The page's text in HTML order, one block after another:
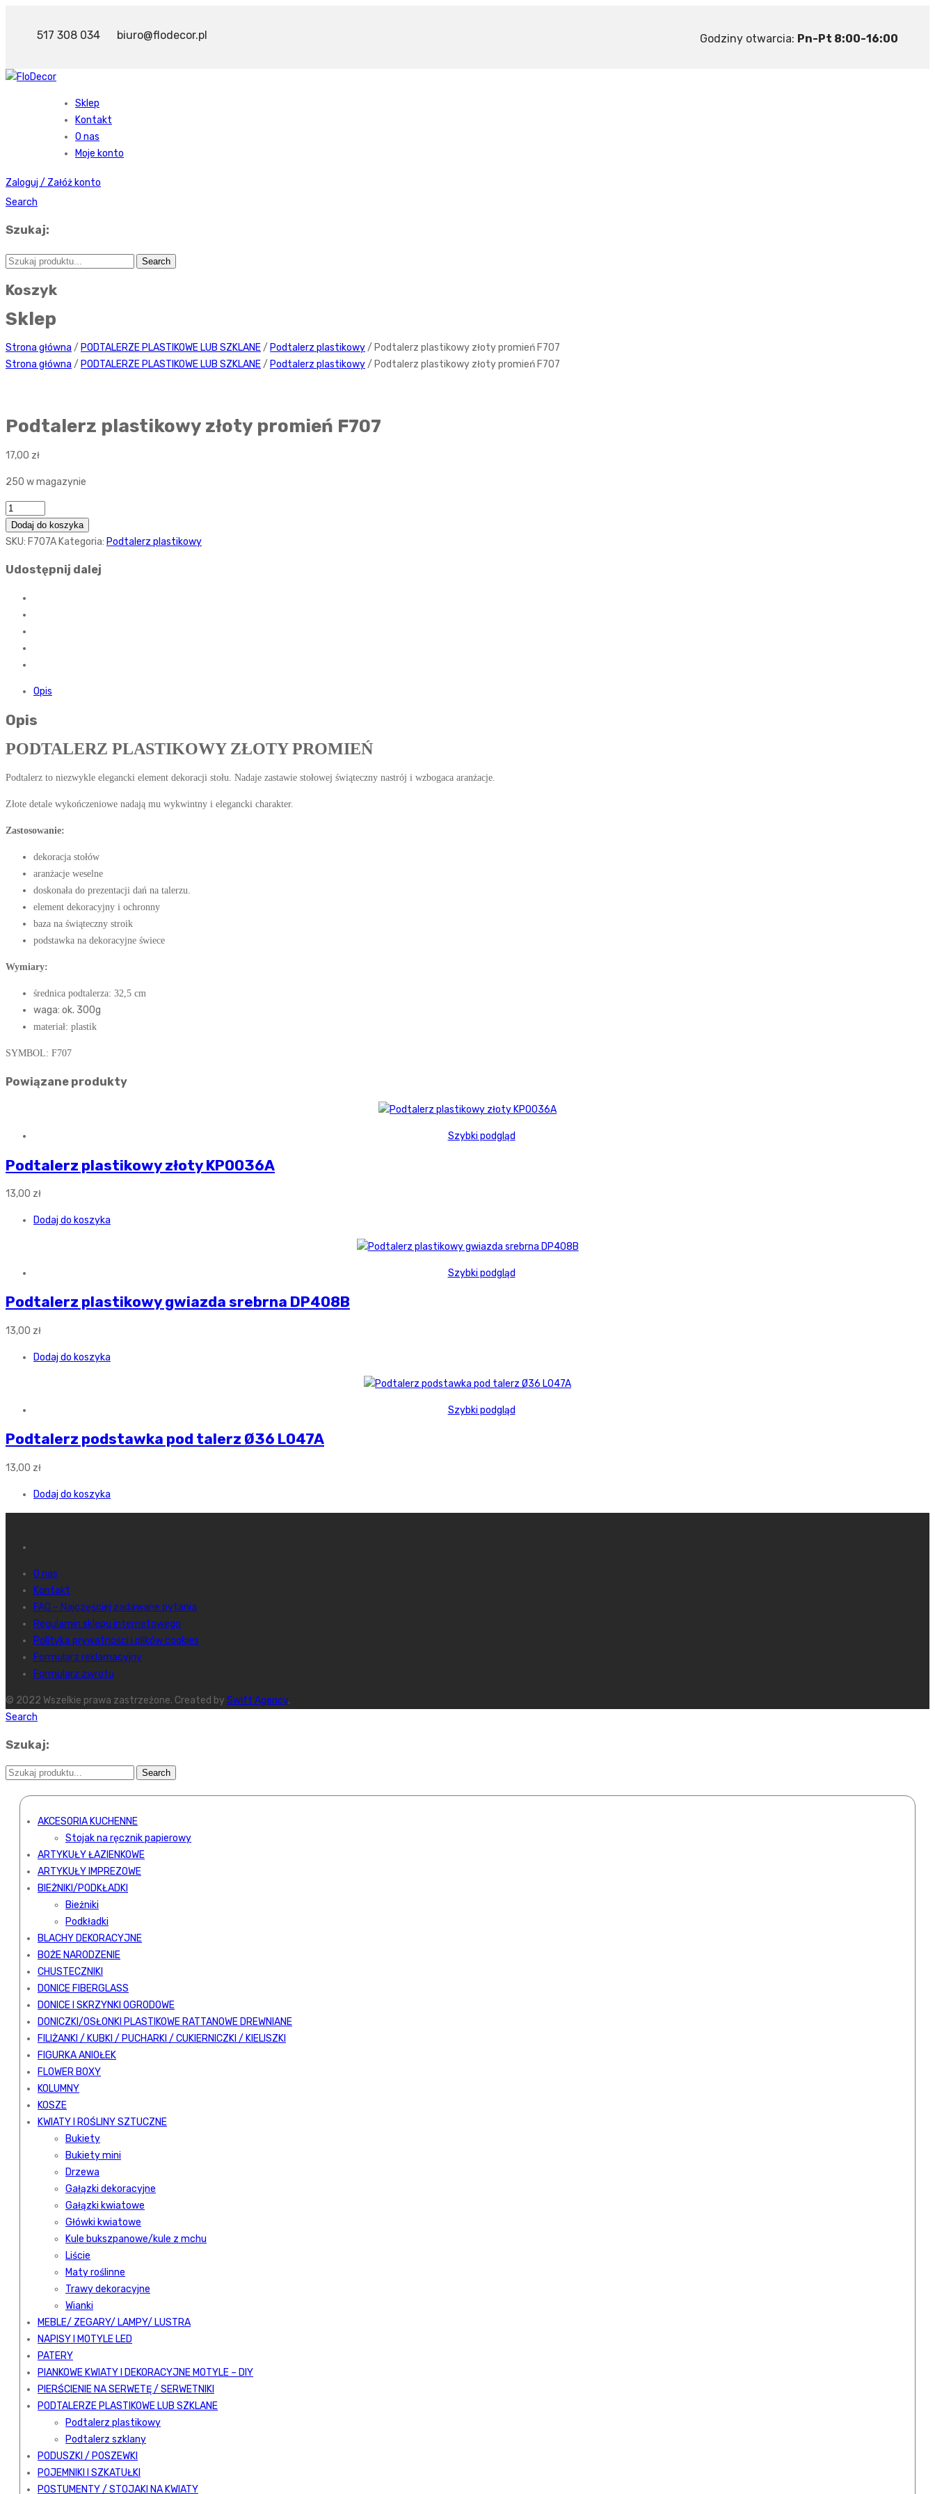
517 308 034 biuro@flodecor.pl Godziny otwarcia: Pn-Pt 8:00-16:00
Sklep
Kontakt
O nas
Moje konto
Zaloguj / Załóż konto
Search
Szukaj:
Koszyk
Sklep
Strona główna / PODTALERZE PLASTIKOWE LUB SZKLANE/ Podtalerz plastikowy/ Podtalerz plastikowy złoty promień F707
Strona główna / PODTALERZE PLASTIKOWE LUB SZKLANE/ Podtalerz plastikowy/ Podtalerz plastikowy złoty promień F707
Podtalerz plastikowy złoty promień F707
17,00 zł
250 w magazynie
Ilość
Dodaj do koszyka
SKU: F707A Kategoria: Podtalerz plastikowy
Udostępnij dalej
Opis
Opis
PODTALERZ PLASTIKOWY ZŁOTY PROMIEŃ
Podtalerz to niezwykle elegancki element dekoracji stołu. Nadaje zastawie stołowej świąteczny nastrój i wzbogaca aranżacje.
Złote detale wykończeniowe nadają mu wykwintny i elegancki charakter.
Zastosowanie:
dekoracja stołów
aranżacje weselne
doskonała do prezentacji dań na talerzu.
element dekoracyjny i ochronny
baza na świąteczny stroik
podstawka na dekoracyjne świece
Wymiary:
średnica podtalerza: 32,5 cm
waga: ok. 300g
materiał: plastik
SYMBOL: F707
Powiązane produkty
Szybki podgląd
Podtalerz plastikowy złoty KP0036A
13,00 zł
Dodaj do koszyka
Szybki podgląd
Podtalerz plastikowy gwiazda srebrna DP408B
13,00 zł
Dodaj do koszyka
Szybki podgląd
Podtalerz podstawka pod talerz Ø36 L047A
13,00 zł
Dodaj do koszyka
O nas
Kontakt
FAQ – Najczęściej zadawane pytania
Regulamin sklepu internetowego
Polityka prywatności i plików cookies
Formularz reklamacyjny
Formularz zwrotu
© 2022 Wszelkie prawa zastrzeżone. Created by Swift Agency.
Search
Szukaj:
AKCESORIA KUCHENNE
Stojak na ręcznik papierowy
ARTYKUŁY ŁAZIENKOWE
ARTYKUŁY IMPREZOWE
BIEŻNIKI/PODKŁADKI
Bieżniki
Podkładki
BLACHY DEKORACYJNE
BOŻE NARODZENIE
CHUSTECZNIKI
DONICE FIBERGLASS
DONICE I SKRZYNKI OGRODOWE
DONICZKI/OSŁONKI PLASTIKOWE RATTANOWE DREWNIANE
FILIŻANKI / KUBKI / PUCHARKI / CUKIERNICZKI / KIELISZKI
FIGURKA ANIOŁEK
FLOWER BOXY
KOLUMNY
KOSZE
KWIATY I ROŚLINY SZTUCZNE
Bukiety
Bukiety mini
Drzewa
Gałązki dekoracyjne
Gałązki kwiatowe
Główki kwiatowe
Kule bukszpanowe/kule z mchu
Liście
Maty roślinne
Trawy dekoracyjne
Wianki
MEBLE/ ZEGARY/ LAMPY/ LUSTRA
NAPISY I MOTYLE LED
PATERY
PIANKOWE KWIATY I DEKORACYJNE MOTYLE – DIY
PIERŚCIENIE NA SERWETĘ / SERWETNIKI
PODTALERZE PLASTIKOWE LUB SZKLANE
Podtalerz plastikowy
Podtalerz szklany
PODUSZKI / POSZEWKI
POJEMNIKI I SZKATUŁKI
POSTUMENTY / STOJAKI NA KWIATY